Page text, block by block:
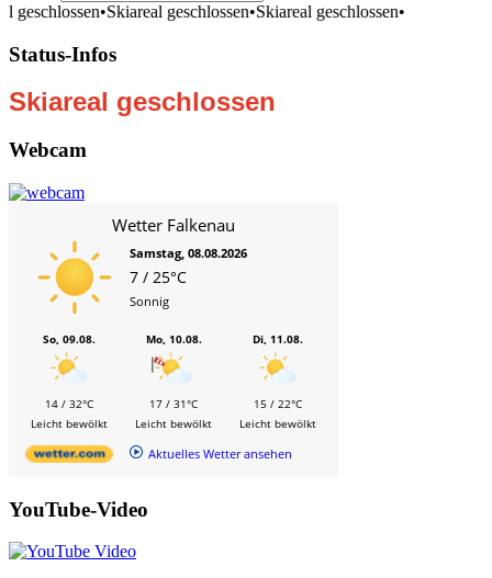
geschlossen•Skiareal geschlossen•Skiareal geschlossen•
Status-Infos
Skiareal geschlossen
Webcam
Wetter Falkenau
Samstag, 08.08.2026
7 / 25°C
Sonnig
So, 09.08.
14 / 32°C
Leicht bewölkt
Mo, 10.08.
17 / 31°C
Leicht bewölkt
Di, 11.08.
15 / 22°C
Leicht bewölkt
Aktuelles Wetter ansehen
YouTube-Video